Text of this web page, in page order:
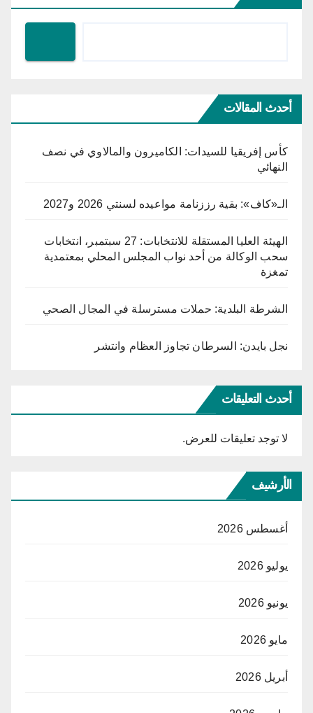
أحدث المقالات
كأس إفريقيا للسيدات: الكاميرون والمالاوي في نصف
النهائي
الـ«كاف»: بقية رززنامة مواعيده لسنتي 2026 و2027
الهيئة العليا المستقلة للانتخابات: 27 سبتمبر، انتخابات
سحب الوكالة من أحد نواب المجلس المحلي بمعتمدية
تمغزة
الشرطة البلدية: حملات مسترسلة في المجال الصحي
نجل بايدن: السرطان تجاوز العظام وانتشر
أحدث التعليقات
لا توجد تعليقات للعرض.
الأرشيف
أغسطس 2026
يوليو 2026
يونيو 2026
مايو 2026
أبريل 2026